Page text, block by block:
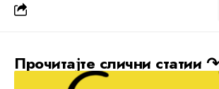
Прочитајте слични статии ↷